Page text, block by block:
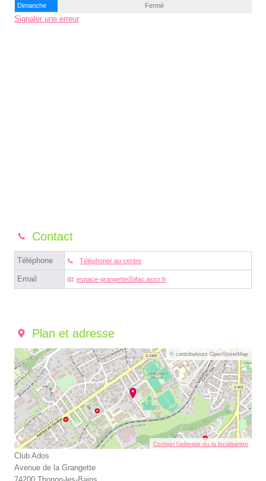
Dimanche
Fermé
Signaler une erreur
Contact
Téléphone Téléphoner au centre
Email espace-grangetteⓐifac.asso.fr
Plan et adresse
© contributeurs OpenStreetMap
Corriger l’adresse ou la localisation
Club Ados
Avenue de la Grangette